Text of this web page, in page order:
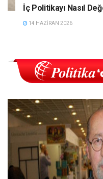
İç Politikayı Nasıl
14 HAZIRAN 2026